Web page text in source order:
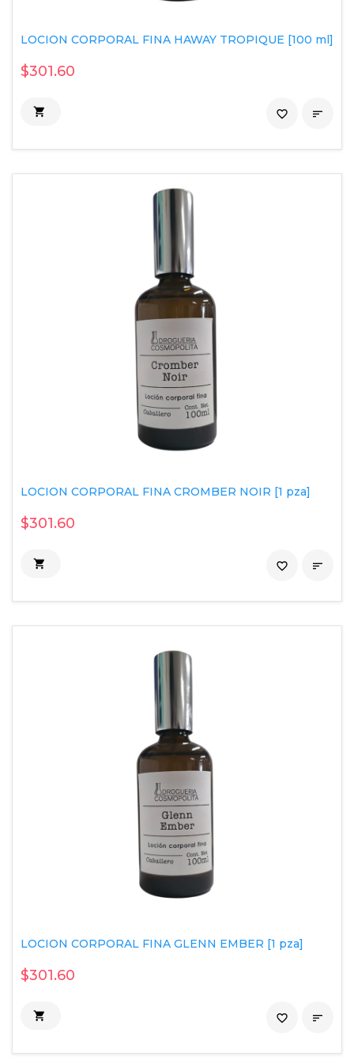
LOCION CORPORAL FINA HAWAY TROPIQUE [100 ml]
$301.60
 
favorite_border
LOCION CORPORAL FINA CROMBER NOIR [1 pza]
$301.60
 
favorite_border
LOCION CORPORAL FINA GLENN EMBER [1 pza]
$301.60
 
favorite_border